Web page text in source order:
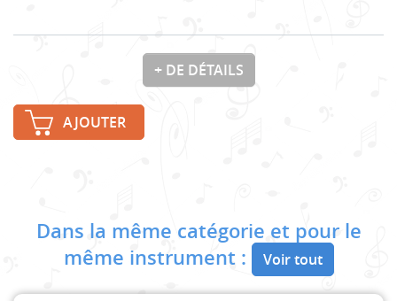
+ DE DÉTAILS
AJOUTER
Dans la même catégorie et pour le
même instrument :
Voir tout